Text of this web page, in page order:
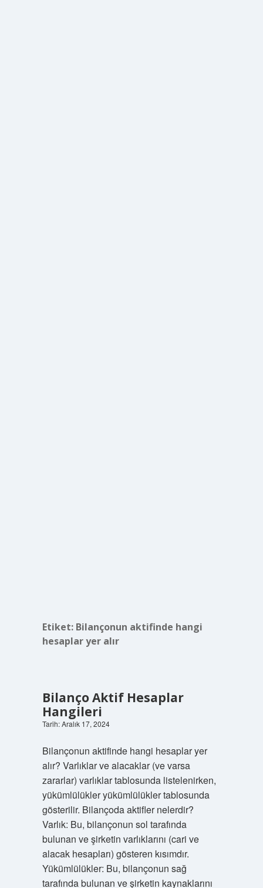
Etiket: Bilançonun aktifinde hangi
hesaplar yer alır
Bilanço Aktif Hesaplar
Hangileri
Tarih: Aralık 17, 2024
Bilançonun aktifinde hangi hesaplar yer
alır? Varlıklar ve alacaklar (ve varsa
zararlar) varlıklar tablosunda listelenirken,
yükümlülükler yükümlülükler tablosunda
gösterilir. Bilançoda aktifler nelerdir?
Varlık: Bu, bilançonun sol tarafında
bulunan ve şirketin varlıklarını (cari ve
alacak hesapları) gösteren kısımdır.
Yükümlülükler: Bu, bilançonun sağ
tarafında bulunan ve şirketin kaynaklarını